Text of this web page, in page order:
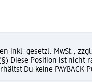
inkl. gesetzl. MwSt.,
(§) Diese Position ist nicht
Du keine PAYBACK